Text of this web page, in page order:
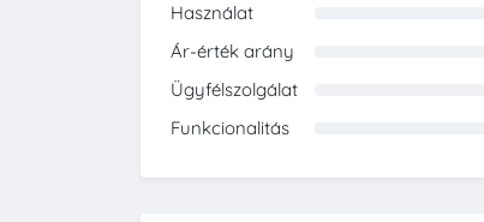
Használat
Ár-érték arány
Ügyfélszolgálat
Funkcionalitás